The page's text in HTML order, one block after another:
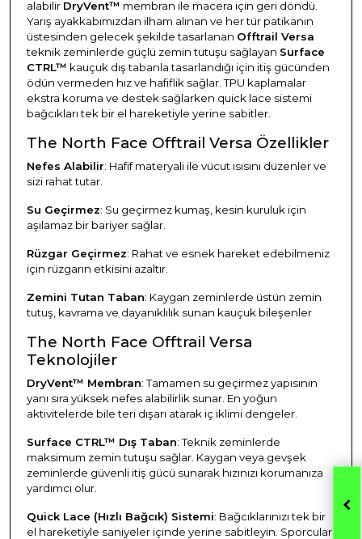
alabilir DryVent™ membran ile macera için geri döndü.
Yarış ayakkabımızdan ilham alınan ve her tür patikanın
üstesinden gelecek şekilde tasarlanan Offtrail Versa
teknik zeminlerde güçlü zemin tutuşu sağlayan Surface
CTRL™ kauçuk dış tabanla tasarlandığı için itiş gücünden
ödün vermeden hız ve hafiflik sağlar. TPU kaplamalar
ekstra koruma ve destek sağlarken quick lace sistemi
bağcıkları tek bir el hareketiyle yerine sabitler.
The North Face Offtrail Versa Özellikler
Nefes Alabilir: Hafif materyali ile vücut ısısını düzenler ve
sizi rahat tutar.
Su Geçirmez: Su geçirmez kumaş, kesin kuruluk için
aşılamaz bir bariyer sağlar.
Rüzgar Geçirmez: Rahat ve esnek hareket edebilmeniz
için rüzgarın etkisini azaltır.
Zemini Tutan Taban: Kaygan zeminlerde üstün zemin
tutuş, kavrama ve dayanıklılık sunan kauçuk bileşenler
The North Face Offtrail Versa
Teknolojiler
DryVent™ Membran: Tamamen su geçirmez yapısının
yanı sıra yüksek nefes alabilirlik sunar. En yoğun
aktivitelerde bile teri dışarı atarak iç iklimi dengeler.
Surface CTRL™ Dış Taban: Teknik zeminlerde
maksimum zemin tutuşu sağlar. Kaygan veya gevşek
zeminlerde güvenli itiş gücü sunarak hızınızı korumanıza
yardımcı olur.
Quick Lace (Hızlı Bağcık) Sistemi: Bağcıklarınızı tek bir
el hareketiyle saniyeler içinde yerine sabitleyin. Sporcular